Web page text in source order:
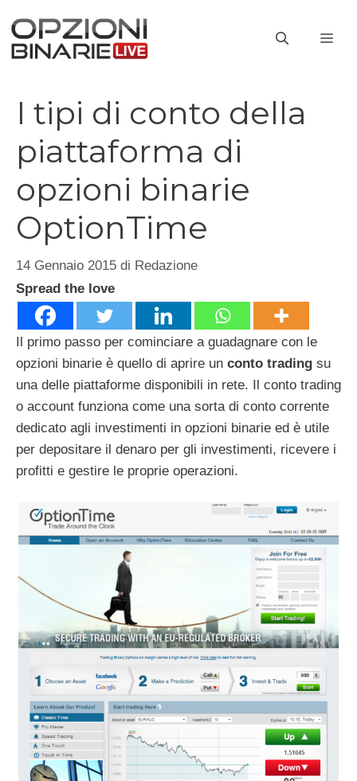
contenuto
I tipi di conto della
piattaforma di
opzioni binarie
OptionTime
14 Gennaio 2015 di Redazione
Spread the love
Il primo passo per cominciare a guadagnare con le
opzioni binarie è quello di aprire un conto trading su
una delle piattaforme disponibili in rete. Il conto trading
o account funziona come una sorta di conto corrente
dedicato agli investimenti in opzioni binarie ed è utile
per depositare il denaro per gli investimenti, ricevere i
profitti e gestire le proprie operazioni.